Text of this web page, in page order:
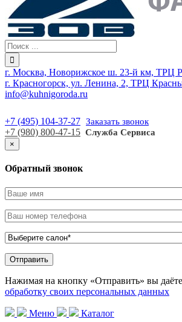
г. Москва, Новорижское ш. 23-й км, ТРЦ
г. Красногорск, ул. Ленина, 2, ТРЦ
info@kuhnigoroda.ru
+7 (495) 104-37-27 Заказать звонок
+7 (980) 800-47-15 Служба Сервиса
×
Обратный звонок
Нажимая на кнопку «Отправить» вы даёте
обработку своих персональных данных
Меню
Каталог